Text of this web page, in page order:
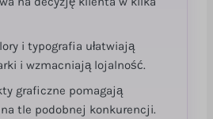
i typografia ułatwiają
i wzmacniają lojalność.
graficzne pomagają
tle podobnej konkurencji.